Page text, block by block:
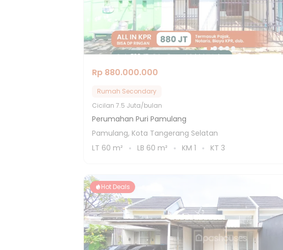
Rp 880.000.000
Rumah Secondary
Cicilan 7.5 Juta/bulan
Perumahan Puri Pamulang
Pamulang, Kota Tangerang Selatan
LT 60 m² LB 60 m² KM 1 KT 3
Hot Deals